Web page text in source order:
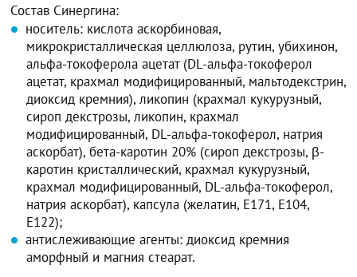
Состав Синергина:
носитель: кислота аскорбиновая,
микрокристаллическая целлюлоза, рутин, убихинон,
альфа-токоферола ацетат (DL-альфа-токоферол
ацетат, крахмал модифицированный, мальтодекстрин,
диоксид кремния), ликопин (крахмал кукурузный,
сироп декстрозы, ликопин, крахмал
модифицированный, DL-альфа-токоферол, натрия
аскорбат), бета-каротин 20% (сироп декстрозы, β-
каротин кристаллический, крахмал кукурузный,
крахмал модифицированный, DL-альфа-токоферол,
натрия аскорбат), капсула (желатин, Е171, Е104,
Е122);
антислеживающие агенты: диоксид кремния
аморфный и магния стеарат.